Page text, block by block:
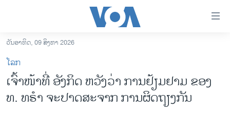
ເຂົ້າ
ຫາ
ຂ້າມ
ຂ້າມ
ຂ້າມ
ລາວ
ອາເມຣິກາ
ວັນອາທິດ, 09 ສິງຫາ 2026
ໂລກ
ເຈົ້າໜ້າທີ່ ອັງກິດ ຫວັງວ່າ ການຢ້ຽມຢາມ ຂອງ
ທ. ທຣຳ ຈະປາດສະຈາກ ການຜິດຖຽງກັນ